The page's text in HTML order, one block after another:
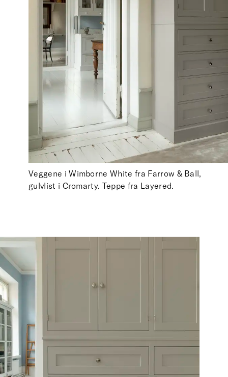
Veggene i Wimborne White fra Farrow & Ball,
gulvlist i Cromarty. Teppe fra Layered.